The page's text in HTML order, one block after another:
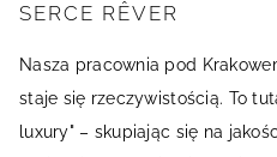
SERCE RÊVER
Nasza pracownia pod
staje się rzeczywistością. To
luxury" – skupiając się na